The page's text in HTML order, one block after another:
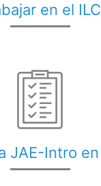
en el ILC
JAE-Intro en